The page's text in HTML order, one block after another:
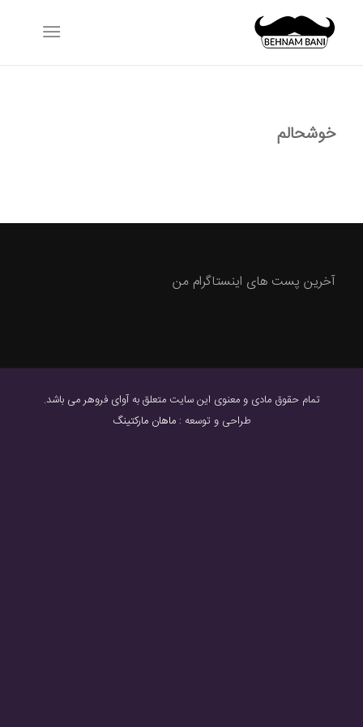
خوشحالم
آخرین پست های اینستاگرام من
تمام حقوق مادی و معنوی این سایت متعلق به آوای فروهر می باشد.
طراحی و توسعه :ماهان مارکتینگ